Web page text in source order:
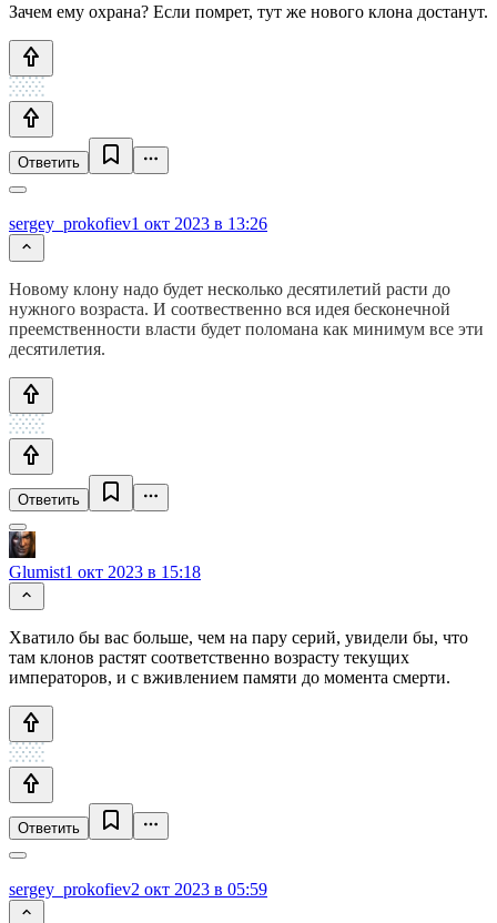
Зачем ему охрана? Если помрет, тут же нового клона достанут.
Ответить
sergey_prokofiev1 окт 2023 в 13:26
Новому клону надо будет несколько десятилетий расти до
нужного возраста. И соотвественно вся идея бесконечной
преемственности власти будет поломана как минимум все эти
десятилетия.
Ответить
Glumist1 окт 2023 в 15:18
Хватило бы вас больше, чем на пару серий, увидели бы, что
там клонов растят соответственно возрасту текущих
императоров, и с вживлением памяти до момента смерти.
Ответить
sergey_prokofiev2 окт 2023 в 05:59